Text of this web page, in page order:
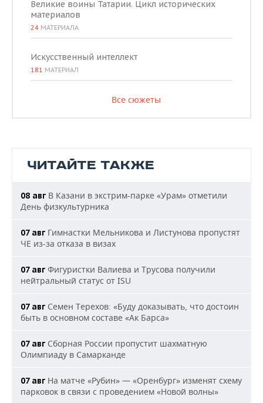
Великие воины Татарии. Цикл исторических
материалов
24 МАТЕРИАЛА
Искусственный интеллект
181 МАТЕРИАЛ
Все сюжеты
ЧИТАЙТЕ ТАКЖЕ
08 авг В Казани в экстрим-парке «Урам» отметили
День физкультурника
07 авг Гимнастки Мельникова и Листунова пропустят
ЧЕ из-за отказа в визах
07 авг Фигуристки Валиева и Трусова получили
нейтральный статус от ISU
07 авг Семен Терехов: «Буду доказывать, что достоин
быть в основном составе «Ак Барса»
07 авг Сборная России пропустит шахматную
Олимпиаду в Самарканде
07 авг На матче «Рубин» — «Оренбург» изменят схему
парковок в связи с проведением «Новой волны»